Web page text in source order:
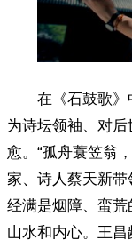
在《石鼓歌
为诗坛领袖、对
愈。“孤舟蓑笠翁
家、诗人蔡天新
经满是烟障、蛮荒
山水和内心。王